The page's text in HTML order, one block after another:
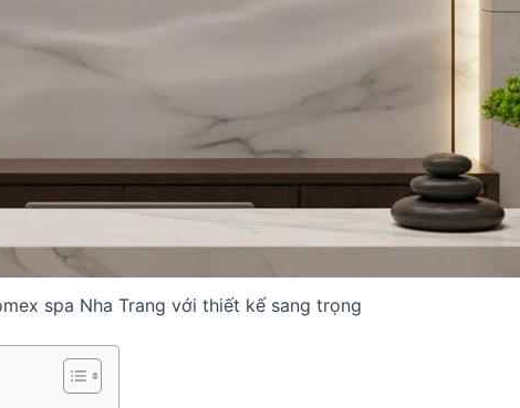
spa Nha Trang với thiết kế sang trọng